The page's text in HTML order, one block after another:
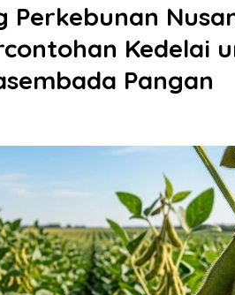
Perkebunan
Kedelai
Pangan